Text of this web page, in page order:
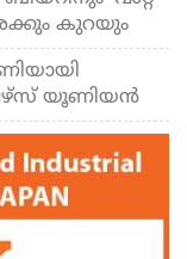
കുറയും
യൂണിയൻ